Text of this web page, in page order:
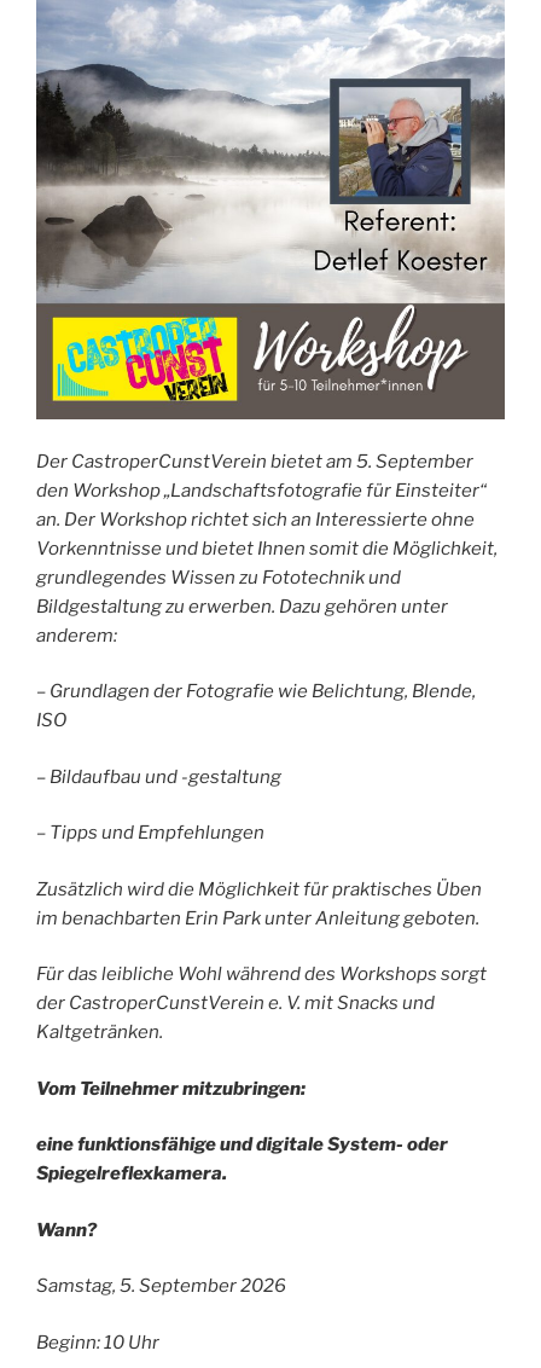
Der CastroperCunstVerein bietet am 5. September
den Workshop „Landschaftsfotografie für Einsteiter“
an. Der Workshop richtet sich an Interessierte ohne
Vorkenntnisse und bietet Ihnen somit die Möglichkeit,
grundlegendes Wissen zu Fototechnik und
Bildgestaltung zu erwerben. Dazu gehören unter
anderem:
– Grundlagen der Fotografie wie Belichtung, Blende,
ISO
– Bildaufbau und -gestaltung
– Tipps und Empfehlungen
Zusätzlich wird die Möglichkeit für praktisches Üben
im benachbarten Erin Park unter Anleitung geboten.
Für das leibliche Wohl während des Workshops sorgt
der CastroperCunstVerein e. V. mit Snacks und
Kaltgetränken.
Vom Teilnehmer mitzubringen:
eine funktionsfähige und digitale System- oder
Spiegelreflexkamera.
Wann?
Samstag, 5. September 2026
Beginn: 10 Uhr